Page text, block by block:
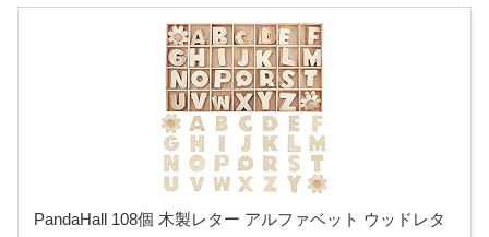
PandaHall 108個 木製レター アルファベット ウッドレタ